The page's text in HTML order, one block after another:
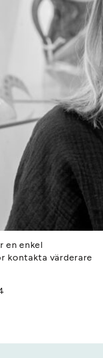
en enkel
kontakta värderare